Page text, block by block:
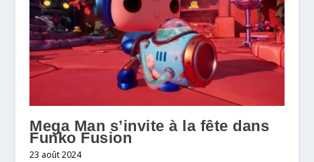
Mega Man s’invite à la fête dans
Funko Fusion
23 août 2024